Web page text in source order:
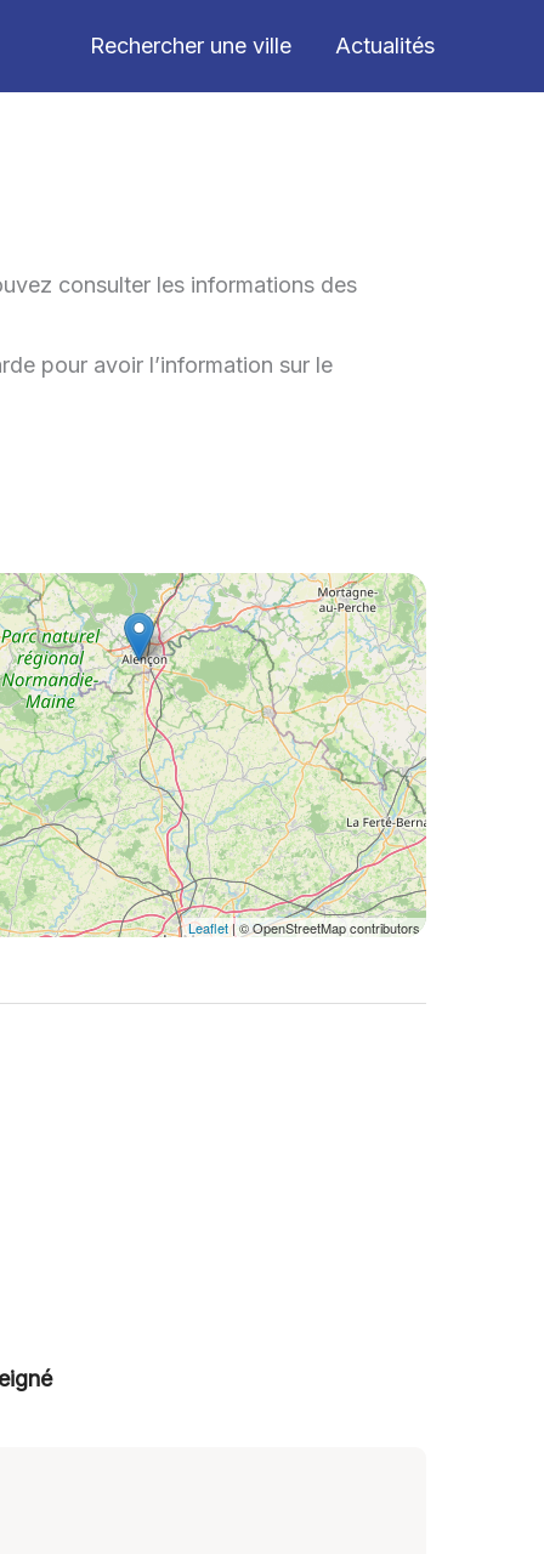
Rechercher une ville Actualités
consulter les informations des
pour avoir l’information sur le
Leaflet| © OpenStreetMap contributors